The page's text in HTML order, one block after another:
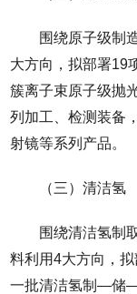
围绕原子级制
大方向，拟部署19
簇离子束原子级抛
列加工、检测装备
射镜等系列产品。
（三）清洁氢
围绕清洁氢制
料利用4大方向，
一批清洁氢制—储